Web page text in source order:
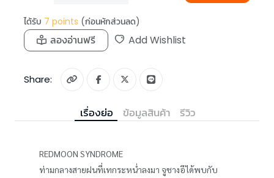
ได้รับ 7 points (ก่อนหักส่วนลด)
ลองอ่านฟรี Add Wishlist
Share:
เรื่องย่อ ข้อมูลสินค้า รีวิว
REDMOON SYNDROME
ท่ามกลางสายฝนที่เทกระหน่ำลงมา จูชางอีได้พบกับ